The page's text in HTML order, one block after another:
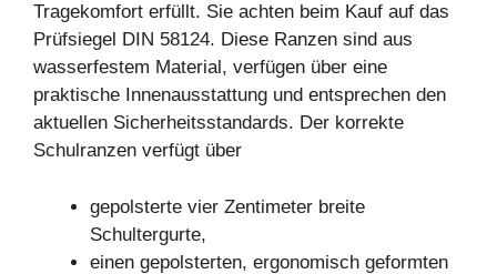
Tragekomfort erfüllt. Sie achten beim Kauf auf das
Prüfsiegel DIN 58124. Diese Ranzen sind aus
wasserfestem Material, verfügen über eine
praktische Innenausstattung und entsprechen den
aktuellen Sicherheitsstandards. Der korrekte
Schulranzen verfügt über
gepolsterte vier Zentimeter breite
Schultergurte,
einen gepolsterten, ergonomisch geformten